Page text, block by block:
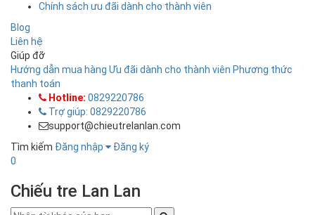
Chính sách ưu đãi dành cho thành viên
Blog
Liên hệ
Giúp đỡ
Hướng dẫn mua hàng Ưu đãi dành cho thành viên Phương thức
thanh toán
Hotline: 0829220786
Trợ giúp: 0829220786
support@chieutrelanlan.com
Tìm kiếm Đăng nhập
Đăng ký
0
Chiếu tre Lan Lan